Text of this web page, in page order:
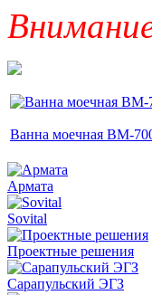
Ванна моечная ВМ-
Армата
Sovital
Проектные решения
Сарапульский ЭГЗ